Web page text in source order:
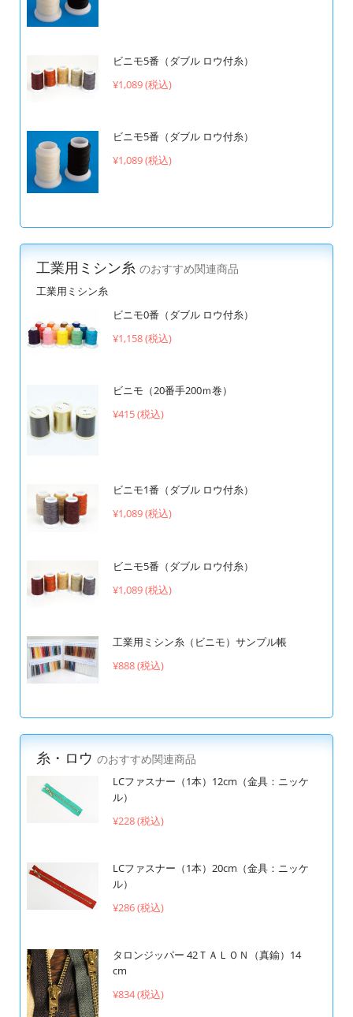
ビニモ5番（ダブル ロウ付糸）
¥1,089 (税込)
ビニモ5番（ダブル ロウ付糸）
¥1,089 (税込)
工業用ミシン糸 のおすすめ関連商品
工業用ミシン糸
ビニモ0番（ダブル ロウ付糸）
¥1,158 (税込)
ビニモ（20番手200ｍ巻）
¥415 (税込)
ビニモ1番（ダブル ロウ付糸）
¥1,089 (税込)
ビニモ5番（ダブル ロウ付糸）
¥1,089 (税込)
工業用ミシン糸（ビニモ）サンプル帳
¥888 (税込)
糸・ロウ のおすすめ関連商品
LCファスナー（1本）12cm（金具：ニッケ
ル）
¥228 (税込)
LCファスナー（1本）20cm（金具：ニッケ
ル）
¥286 (税込)
タロンジッパー 42ＴＡＬＯＮ（真鍮）14
cm
¥834 (税込)